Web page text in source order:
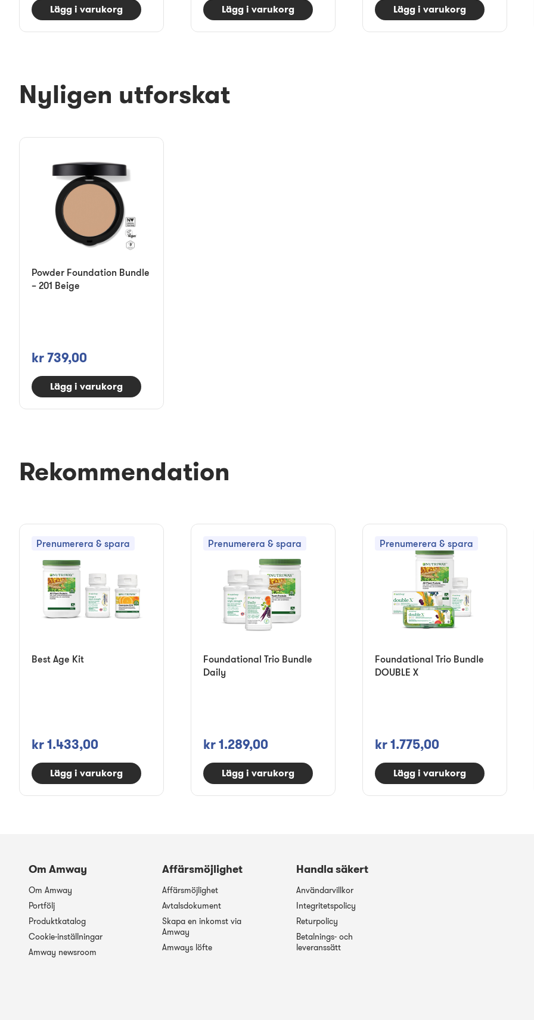
Lägg i varukorg Lägg i varukorg Lägg i varukorg
Nyligen utforskat
Powder Foundation Bundle
– 201 Beige
kr 739,00
Lägg i varukorg
Rekommendation
Prenumerera & spara
Best Age Kit
kr 1.433,00
Lägg i varukorg
Prenumerera & spara
Foundational Trio Bundle
Daily
kr 1.289,00
Lägg i varukorg
Prenumerera & spara
Foundational Trio Bundle
DOUBLE X
kr 1.775,00
Lägg i varukorg
Om Amway
Om Amway
Portfölj
Produktkatalog
Cookie-inställningar
Amway newsroom
Affärsmöjlighet
Affärsmöjlighet
Avtalsdokument
Skapa en inkomst via
Amway
Amways löfte
Handla säkert
Användarvillkor
Integritetspolicy
Returpolicy
Betalnings- och
leveranssätt